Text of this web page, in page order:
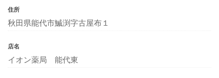
住所
秋田県能代市鰄渕字古屋布１
店名
イオン薬局 能代東